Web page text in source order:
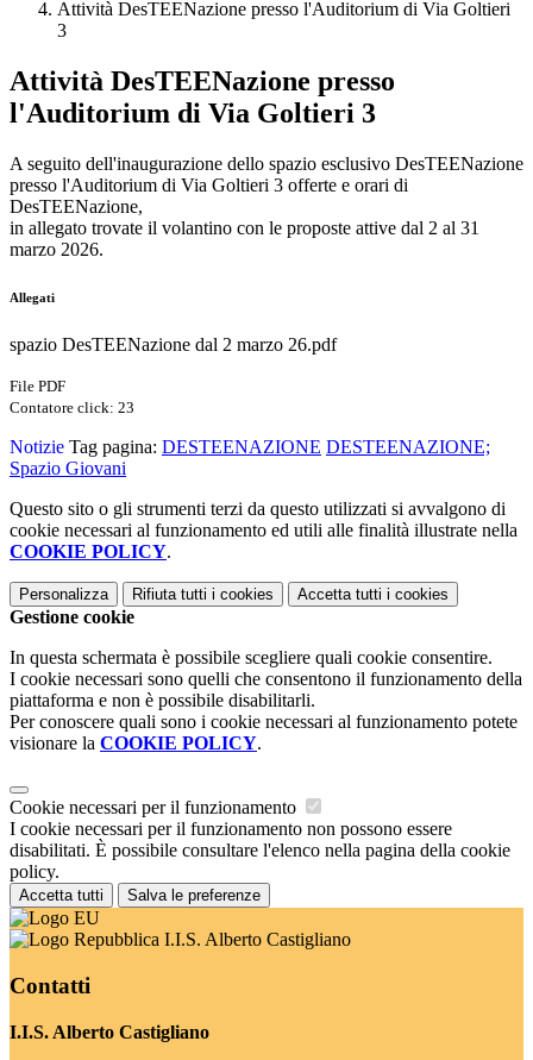
Attività DesTEENazione presso l'Auditorium di Via Goltieri
3
Attività DesTEENazione presso
l'Auditorium di Via Goltieri 3
A seguito dell'inaugurazione dello spazio esclusivo DesTEENazione
presso l'Auditorium di Via Goltieri 3 offerte e orari di
DesTEENazione,
in allegato trovate il volantino con le proposte attive dal 2 al 31
marzo 2026.
Allegati
spazio DesTEENazione dal 2 marzo 26.pdf
File PDF
Contatore click: 23
Notizie Tag pagina: DESTEENAZIONE DESTEENAZIONE;
Spazio Giovani
Questo sito o gli strumenti terzi da questo utilizzati si avvalgono di
cookie necessari al funzionamento ed utili alle finalità illustrate nella
COOKIE POLICY.
Personalizza Rifiuta tutti i cookies Accetta tutti i cookies
Gestione cookie
In questa schermata è possibile scegliere quali cookie consentire.
I cookie necessari sono quelli che consentono il funzionamento della
piattaforma e non è possibile disabilitarli.
Per conoscere quali sono i cookie necessari al funzionamento potete
visionare la COOKIE POLICY.
Cookie necessari per il funzionamento
I cookie necessari per il funzionamento non possono essere
disabilitati. È possibile consultare l'elenco nella pagina della cookie
policy.
Accetta tutti Salva le preferenze
I.I.S. Alberto Castigliano
Contatti
I.I.S. Alberto Castigliano